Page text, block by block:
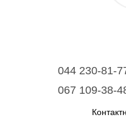
044 230-81-
067 109-38-